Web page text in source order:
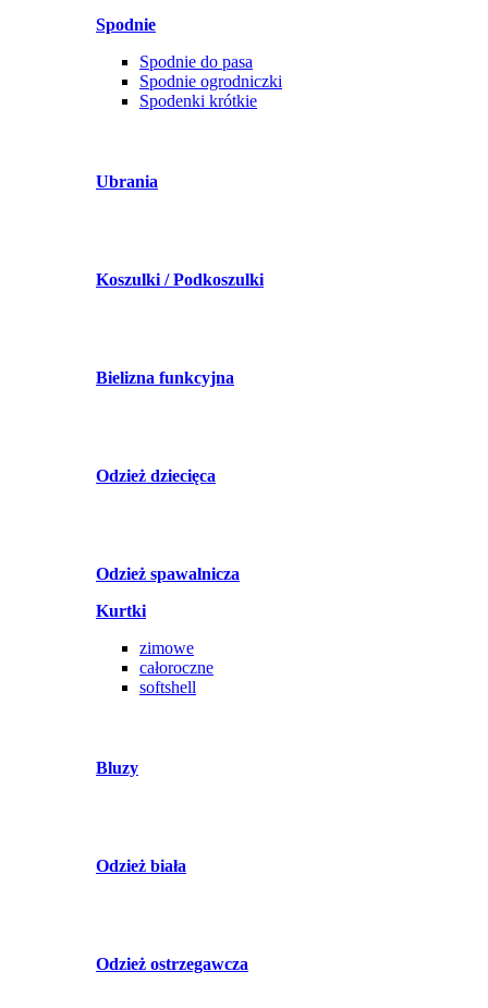
Spodnie
Spodnie do pasa
Spodnie ogrodniczki
Spodenki krótkie
Ubrania
Koszulki / Podkoszulki
Bielizna funkcyjna
Odzież dziecięca
Odzież spawalnicza
Kurtki
zimowe
całoroczne
softshell
Bluzy
Odzież biała
Odzież ostrzegawcza